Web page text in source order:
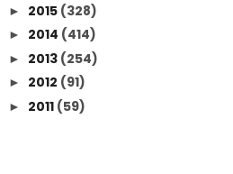
► 2015 (328)
► 2014 (414)
► 2013 (254)
► 2012 (91)
► 2011 (59)